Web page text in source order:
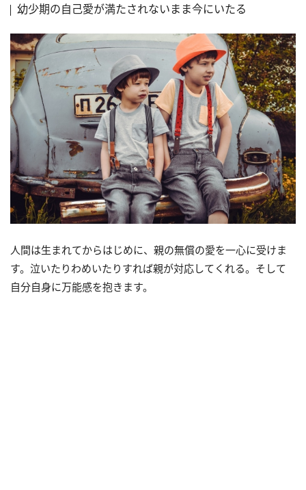
幼少期の自己愛が満たされないまま今にいたる
人間は生まれてからはじめに、親の無償の愛を一心に受けま
す。泣いたりわめいたりすれば親が対応してくれる。そして
自分自身に万能感を抱きます。